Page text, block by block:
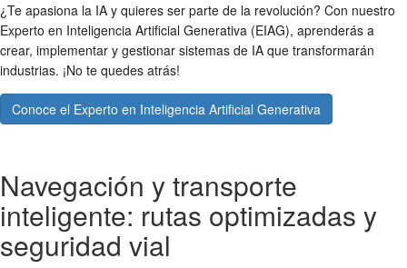
¿Te apasiona la IA y quieres ser parte de la revolución? Con nuestro
Experto en Inteligencia Artificial Generativa (EIAG), aprenderás a
crear, implementar y gestionar sistemas de IA que transformarán
industrias. ¡No te quedes atrás!
Conoce el Experto en Inteligencia Artificial Generativa
Navegación y transporte
inteligente: rutas optimizadas y
seguridad vial